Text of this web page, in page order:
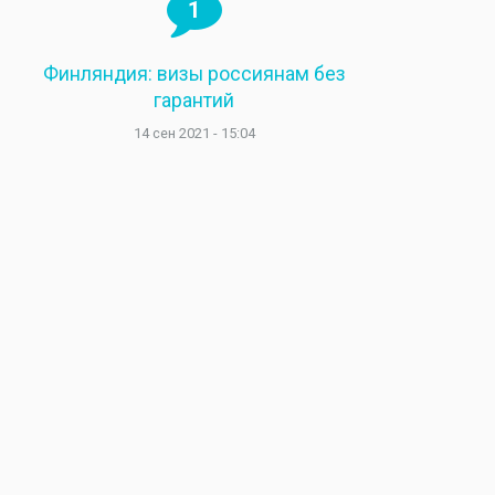
1
Финляндия: визы россиянам без
гарантий
14 сен 2021 - 15:04